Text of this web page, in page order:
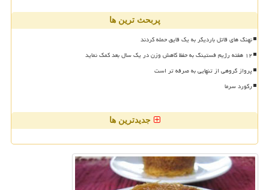
پربحث ترین ها
نهنگ های قاتل باردیگر به یک قایق حمله کردند
۱۲ هفته رژیم فستینگ به حفظ کاهش وزن در یک سال بعد کمک نماید
پرواز گروهی از تنهایی به صرفه تر است
رکورد سرما
جدیدترین ها